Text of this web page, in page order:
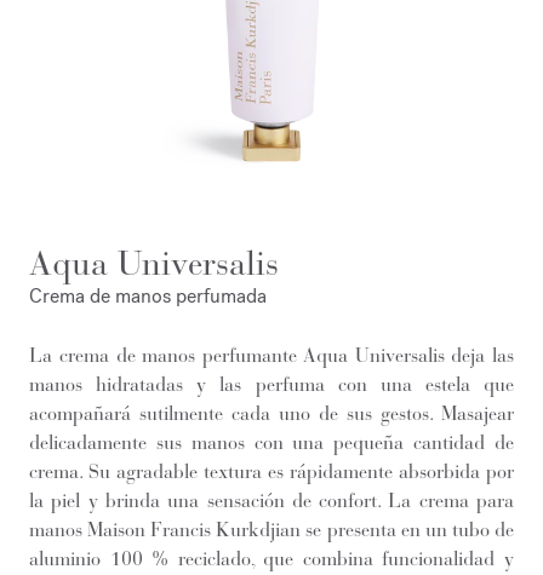
Aqua Universalis
Crema de manos perfumada
La crema de manos perfumante Aqua Universalis deja las
manos hidratadas y las perfuma con una estela que
acompañará sutilmente cada uno de sus gestos. Masajear
delicadamente sus manos con una pequeña cantidad de
crema. Su agradable textura es rápidamente absorbida por
la piel y brinda una sensación de confort. La crema para
manos Maison Francis Kurkdjian se presenta en un tubo de
aluminio 100 % reciclado, que combina funcionalidad y